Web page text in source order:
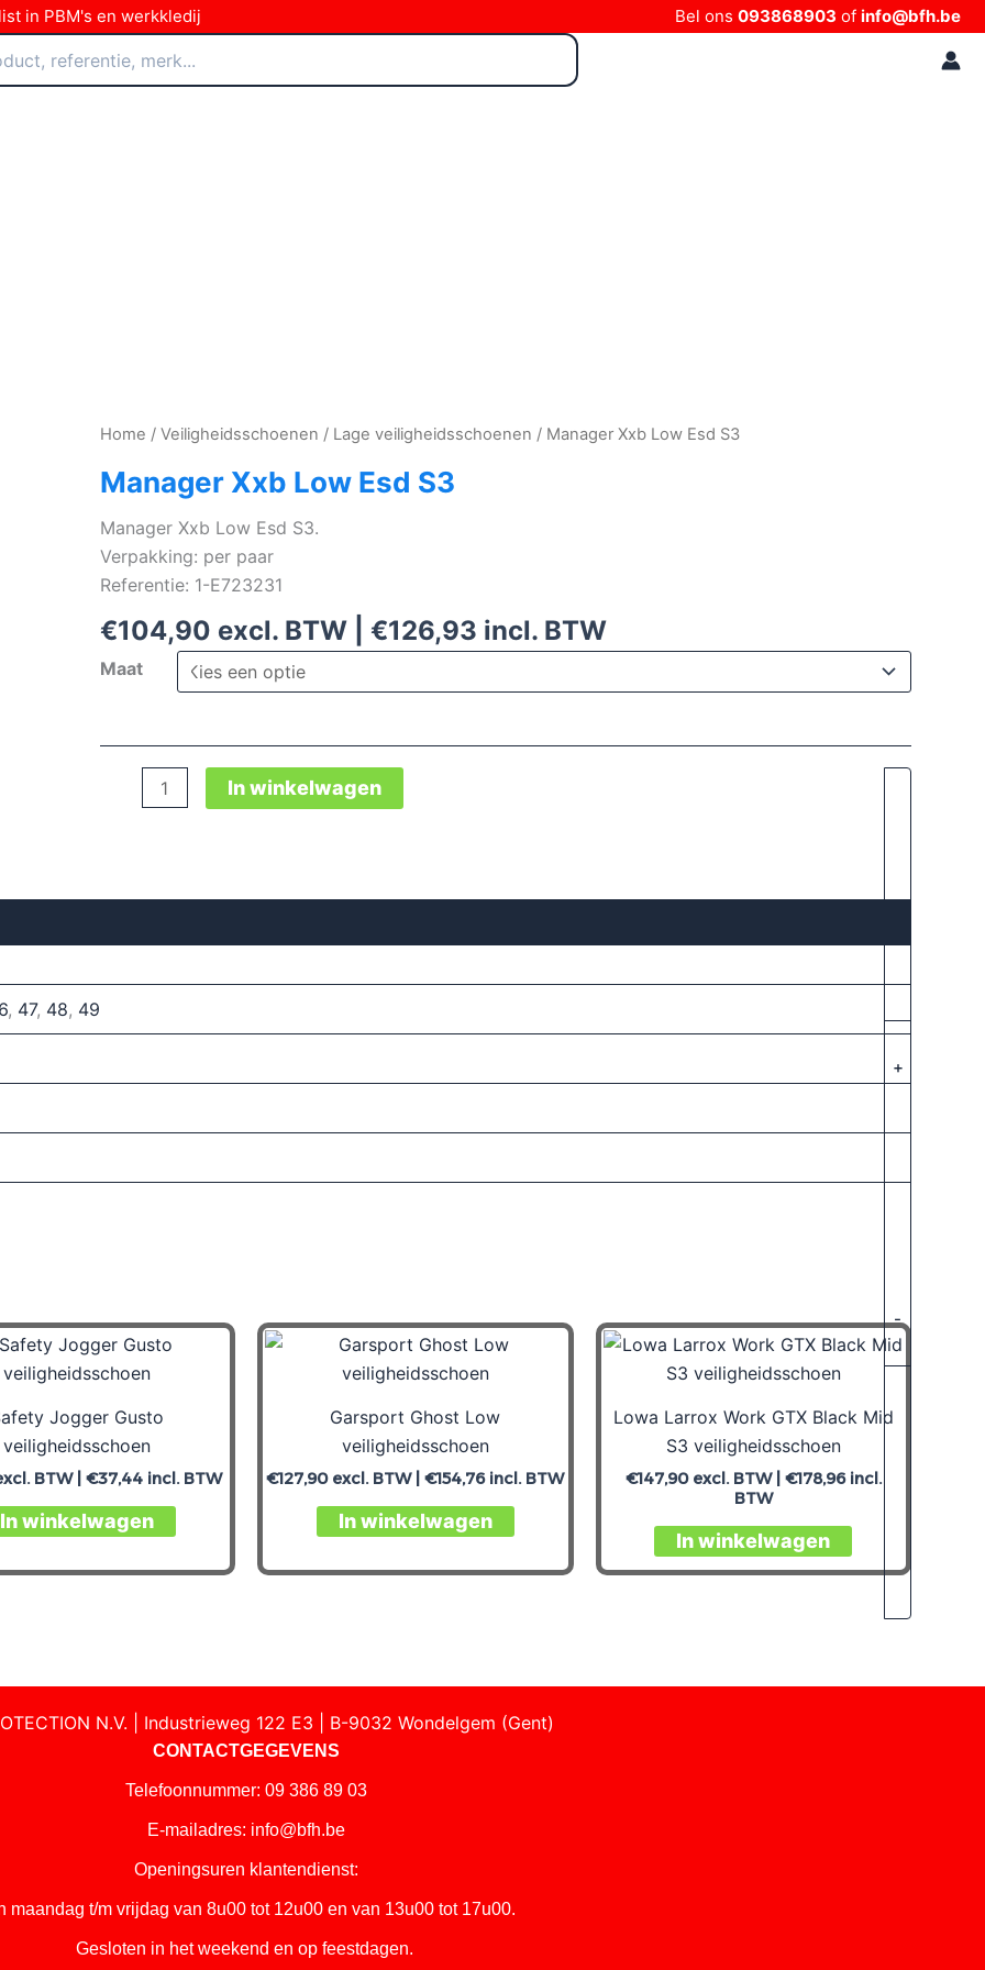
in PBM's en werkkledij Bel ons 093868903 of info@bfh.be
Home / Veiligheidsschoenen / Lage veiligheidsschoenen / Manager Xxb Low Esd S3
Manager Xxb Low Esd S3
Manager Xxb Low Esd S3.
Verpakking: per paar
Referentie: 1-E723231
€104,90 excl. BTW | €126,93 incl. BTW
Maat
-
Manager
S3
+
In winkelwagen
, 47, 48, 49
Jogger Gusto
veiligheidsschoen
BTW |€37,44 incl. BTW
In winkelwagen
Garsport Ghost Low
veiligheidsschoen
€127,90excl. BTW |€154,76incl. BTW
In winkelwagen
Lowa Larrox Work GTX Black Mid
S3 veiligheidsschoen
€147,90excl. BTW | €178,96incl.
BTW
In winkelwagen
N.V. | Industrieweg 122 E3 | B-9032 Wondelgem (Gent)
CONTACTGEGEVENS
Telefoonnummer: 09 386 89 03
E-mailadres: info@bfh.be
Openingsuren klantendienst:
maandag t/m vrijdag van 8u00 tot 12u00 en van 13u00 tot 17u00.
Gesloten in het weekend en op feestdagen.